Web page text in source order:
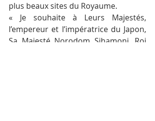
plus beaux sites du Royaume.
« Je souhaite à Leurs Majestés,
l’empereur et l’impératrice du Japon,
Sa Majesté Norodom Sihamoni, Roi